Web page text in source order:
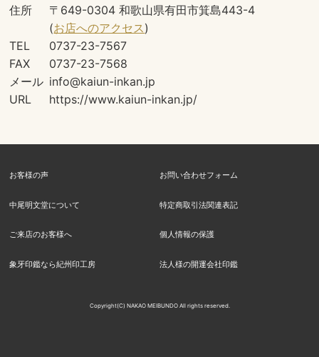
住所
〒649-0304 和歌山県有田市箕島443-4
(お店へのアクセス )
TEL
0737-23-7567
FAX
0737-23-7568
メール info@kaiun-inkan.jp
URL
https://www.kaiun-inkan.jp/
お客様の声 お問い合わせフォーム
中尾明文堂について 特定商取引法関連表記
ご来店のお客様へ 個人情報の保護
象牙印鑑なら紀州印工房 法人様の開運会社印鑑
Copyright(C) NAKAO MEIBUNDO All rights reserved.